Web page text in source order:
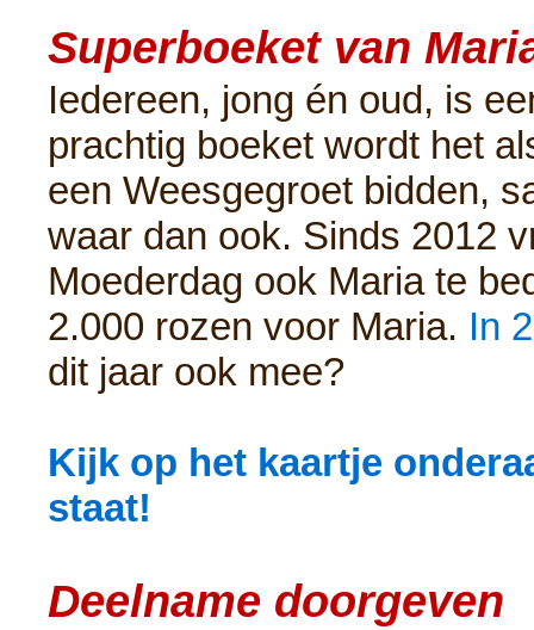
Superboeket van
Iedereen, jong én oud, is
prachtig boeket wordt het
een Weesgegroet bidden,
waar dan ook. Sinds 2012
Moederdag ook Maria te
2.000 rozen voor Maria. In
dit jaar ook mee?
Kijk op het kaartje
staat!
Deelname doorgeven